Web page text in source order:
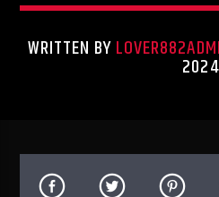
WRITTEN BY
2024